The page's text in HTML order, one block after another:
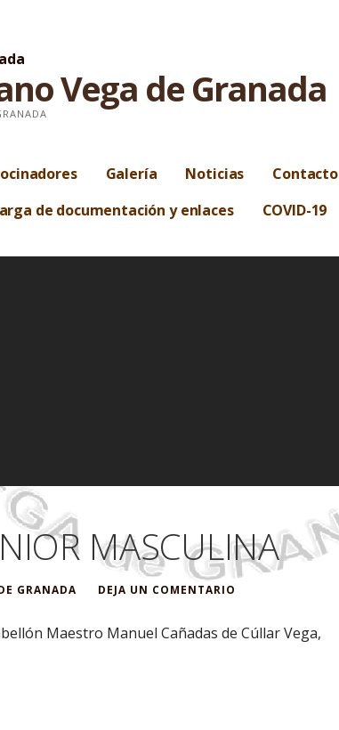
Vega de Granada
Galería Noticias Contacto
de documentación y enlaces COVID-19
MASCULINA
GRANADA DEJA UN COMENTARIO
Maestro Manuel Cañadas de Cúllar Vega,